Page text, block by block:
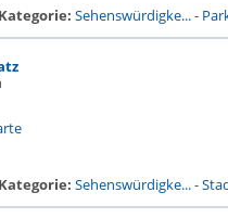
Kategorie: Sehenswürdigke...-
Kategorie: Sehenswürdigke...-